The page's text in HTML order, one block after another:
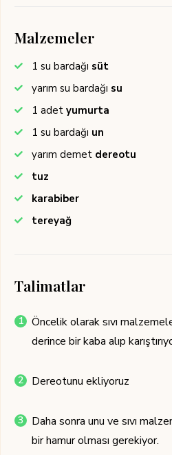
Malzemeler
1 su bardağı süt
yarım su bardağı su
1 adet yumurta
1 su bardağı un
yarım demet dereotu
tuz
karabiber
tereyağ
Talimatlar
Öncelik olarak sıvı
derince bir kaba alıp
Dereotunu ekliyoruz
Daha sonra unu ve sıvı
bir hamur olması gerekiyor.